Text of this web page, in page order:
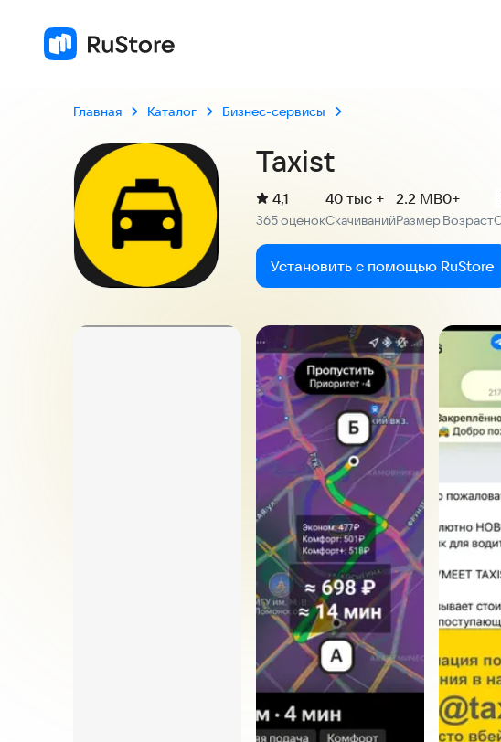
Главная Каталог Бизнес-сервисы
Taxist
Рейтинг:
4,1
365 оценокСкачиваний
40 тыс +
Размер
2.2 MB
Возраст
0+
Установить с помощью RuStore
Скриншоты